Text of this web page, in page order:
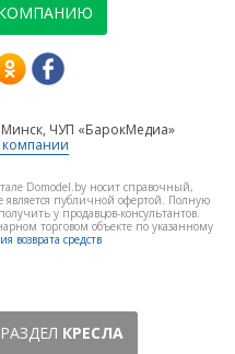
ЧУП «БарокМедиа»
Domodel.by носит справочный,
публичной офертой. Полную
у продавцов-консультантов.
торговом объекте по указанному
возврата средств
КРЕСЛА